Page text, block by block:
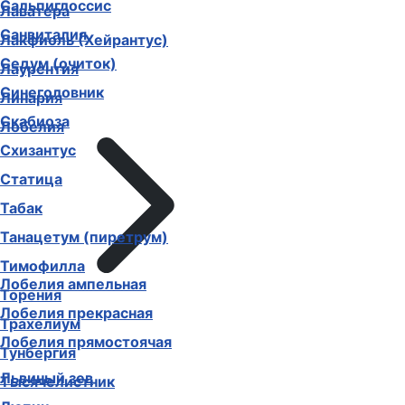
Лаватера
Лакфиоль (Хейрантус)
Лаурентия
Линария
Лобелия
Лобелия ампельная
Лобелия прекрасная
Лобелия прямостоячая
Львиный зев
Сальпиглоссис
Санвиталия
Седум (очиток)
Синеголовник
Скабиоза
Схизантус
Статица
Табак
Танацетум (пиретрум)
Тимофилла
Торения
Трахелиум
Тунбергия
Тысячелистник